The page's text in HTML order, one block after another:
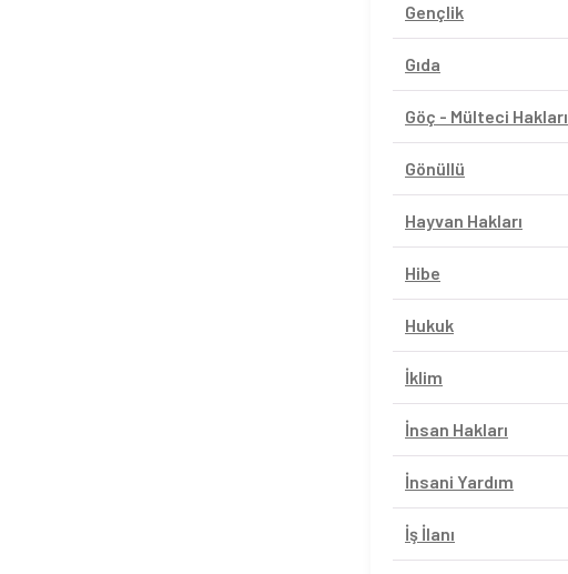
Gençlik
Gıda
Göç - Mülteci Hakları
Gönüllü
Hayvan Hakları
Hibe
Hukuk
İklim
İnsan Hakları
İnsani Yardım
İş İlanı